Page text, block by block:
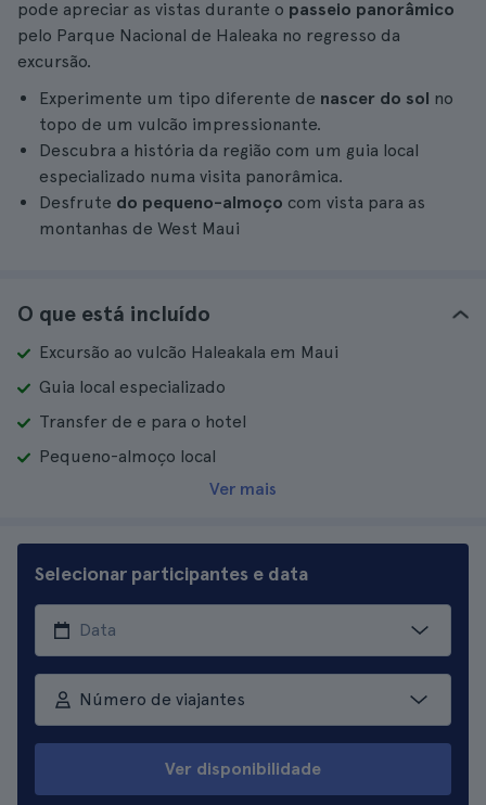
pode apreciar as vistas durante o passeio panorâmico
pelo Parque Nacional de Haleaka no regresso da
excursão.
Experimente um tipo diferente de nascer do sol no
topo de um vulcão impressionante.
Descubra a história da região com um guia local
especializado numa visita panorâmica.
Desfrute do pequeno-almoço com vista para as
montanhas de West Maui
O que está incluído
Excursão ao vulcão Haleakala em Maui
Guia local especializado
Transfer de e para o hotel
Pequeno-almoço local
Ver mais
Selecionar participantes e data
Número de viajantes
Ver disponibilidade